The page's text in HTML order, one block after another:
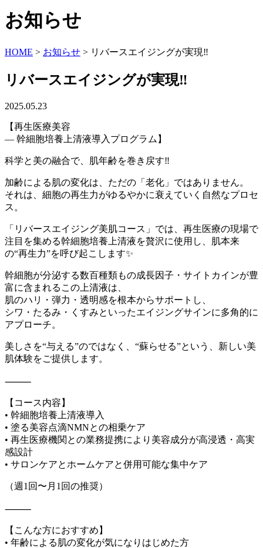
お知らせ
HOME > お知らせ > リバースエイジングが実現‼︎
リバースエイジングが実現‼︎
2025.05.23
【再生医療美容
― 幹細胞培養上清液導入プログラム】
科学と美の融合で、肌年齢を巻き戻す‼︎
加齢による肌の変化は、ただの「老化」ではありません。
それは、細胞の再生力がゆるやかに衰えていく自然なプロセ
ス。
「リバースエイジング美肌コース」では、再生医療の現場で
注目を集める幹細胞培養上清液を贅沢に使用し、肌本来
の“再生力”を呼び起こします✨
幹細胞が分泌する数百種類もの成長因子・サイトカインが豊
富に含まれるこの上清液は、
肌のハリ・弾力・透明感を根本からサポートし、
シワ・たるみ・くすみといったエイジングサインに多角的に
アプローチ。
美しさを“与える”のではなく、“蘇らせる”という、新しい美
肌体験をご提供します。
⸻
【コース内容】
• 幹細胞培養上清液導入
• 塗る美容点滴NMNとの相乗ケア
• 再生医療機関との業務提携により美容成分が高浸透・高実
感設計
• サロンケアとホームケアと併用可能な集中ケア
（週1回〜月1回の推奨）
⸻
【こんな方におすすめ】
• 年齢による肌の変化が気になりはじめた方